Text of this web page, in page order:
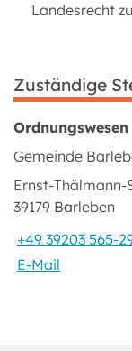
Landesrecht
Zuständige
Ordnungswesen
Gemeinde
Ernst-Thälmann-
39179 Barleben
+49 39203 565-
E-Mail